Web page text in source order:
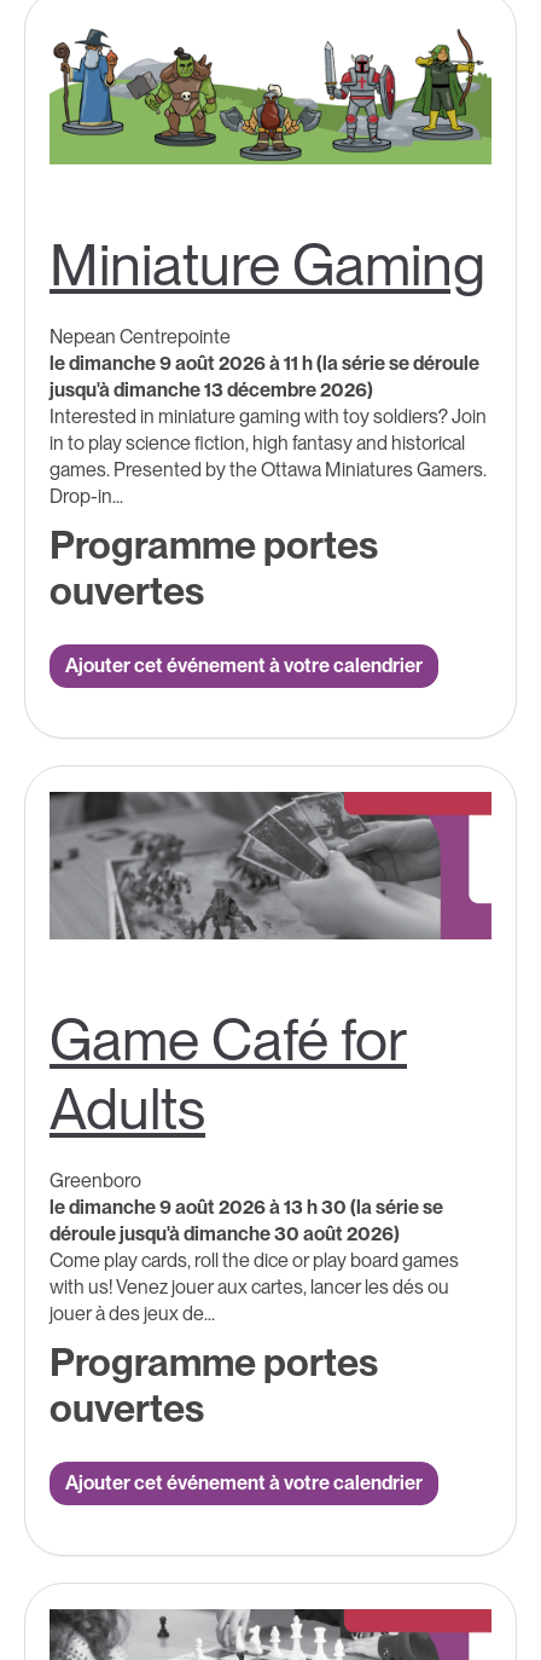
Miniature Gaming
Nepean Centrepointe
le dimanche 9 août 2026 à 11 h (la série se déroule
jusqu'à dimanche 13 décembre 2026)
Interested in miniature gaming with toy soldiers? Join
in to play science fiction, high fantasy and historical
games. Presented by the Ottawa Miniatures Gamers.
Drop-in...
Programme portes
ouvertes
Ajouter cet événement à votre calendrier
Game Café for
Adults
Greenboro
le dimanche 9 août 2026 à 13 h 30 (la série se
déroule jusqu'à dimanche 30 août 2026)
Come play cards, roll the dice or play board games
with us! Venez jouer aux cartes, lancer les dés ou
jouer à des jeux de...
Programme portes
ouvertes
Ajouter cet événement à votre calendrier